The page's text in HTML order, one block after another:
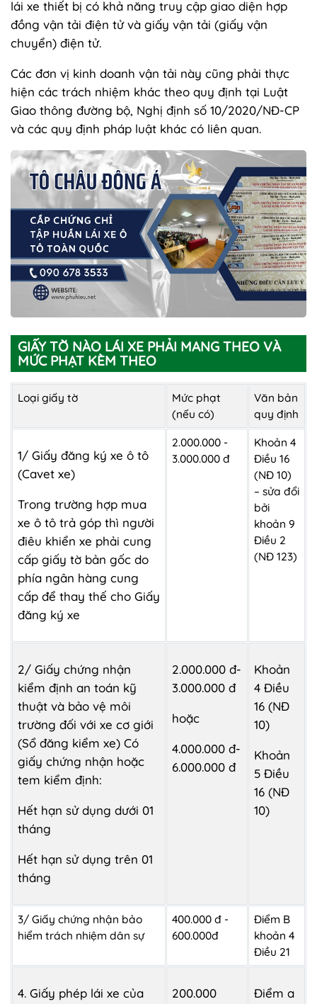
lái xe thiết bị có khả năng truy cập giao diện hợp
đồng vận tải điện tử và giấy vận tải (giấy vận
chuyển) điện tử.
Các đơn vị kinh doanh vận tải này cũng phải thực
hiện các trách nhiệm khác theo quy định tại Luật
Giao thông đường bộ, Nghị định số 10/2020/NĐ-CP
và các quy định pháp luật khác có liên quan.
GIẤY TỜ NÀO LÁI XE PHẢI MANG THEO VÀ
MỨC PHẠT KÈM THEO
Loại giấy tờ
Mức phạt
(nếu có)
Văn bản
quy định
1/ Giấy đăng ký xe ô tô
(Cavet xe)
Trong trường hợp mua
xe ô tô trả góp thì người
điêu khiển xe phải cung
cấp giấy tờ bản gốc do
phía ngân hàng cung
cấp để thay thế cho Giấy
đăng ký xe
2.000.000 -
3.000.000 đ
Khoản 4
Điều 16
(NĐ 10)
– sửa đổi
bởi
khoản 9
Điều 2
(NĐ 123)
2/ Giấy chứng nhận
kiểm định an toán kỹ
thuật và bảo vệ môi
trường đối với xe cơ giới
(Sổ đăng kiểm xe) Có
giấy chứng nhận hoặc
tem kiểm định:
Hết hạn sử dụng dưới 01
tháng
Hết hạn sử dụng trên 01
tháng
2.000.000 đ-
3.000.000 đ
hoặc
4.000.000 đ-
6.000.000 đ
Khoản
4 Điều
16 (NĐ
10)
Khoản
5 Điều
16 (NĐ
10)
3/ Giấy chứng nhận bảo
hiểm trách nhiệm dân sự
400.000 đ -
600.000đ
Điểm B
khoản 4
Điều 21
4. Giấy phép lái xe của
200.000
Điểm a